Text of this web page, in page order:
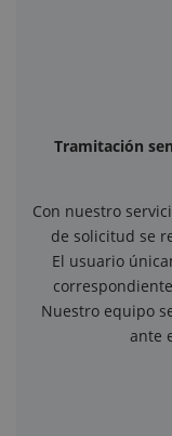
Tramitación
Con nuestro
de solicitud se
El usuario
Nuestro equipo
ante